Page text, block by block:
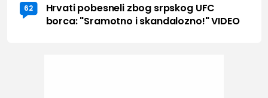
62
Hrvati pobesneli zbog srpskog UFC
borca: "Sramotno i skandalozno!" VIDEO